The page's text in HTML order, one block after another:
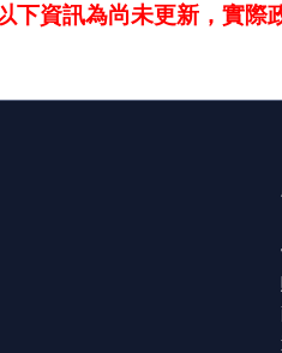
下資訊為尚未更新，實際